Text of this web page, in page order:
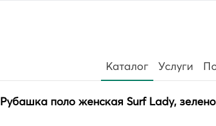
Каталог Услуги
Рубашка поло женская Surf Lady,